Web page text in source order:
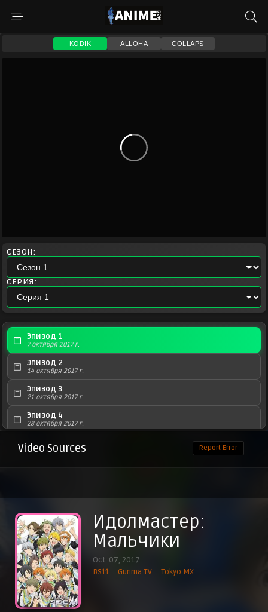
KODIK ALLOHA COLLAPS
СЕЗОН:
СЕРИЯ:
Эпизод 1
7 октября 2017 г.
Эпизод 2
14 октября 2017 г.
Эпизод 3
21 октября 2017 г.
Эпизод 4
28 октября 2017 г.
Эпизод 5
4 ноября 2017 г.
Эпизод 8
25 ноября 2017 г.
Эпизод 9
2 декабря 2017 г.
Эпизод 10
9 декабря 2017 г.
Эпизод 11
16 декабря 2017 г.
Video Sources Report Error
Идолмастер:
Мальчики
Oct. 07, 2017
BS11
Gunma TV Tokyo MX